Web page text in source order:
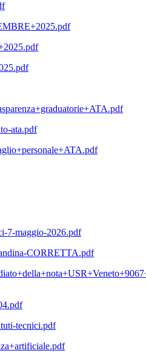
ata.pdf
7-maggio-2026.pdf
CORRETTA.pdf
tecnici.pdf